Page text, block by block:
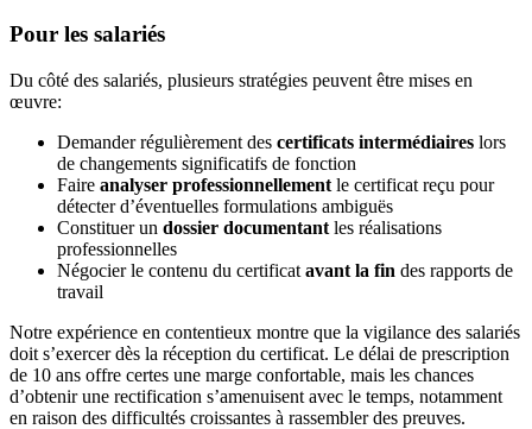
Pour les salariés
Du côté des salariés, plusieurs stratégies peuvent être mises en
œuvre:
Demander régulièrement des certificats intermédiaires lors
de changements significatifs de fonction
Faire analyser professionnellement le certificat reçu pour
détecter d’éventuelles formulations ambiguës
Constituer un dossier documentant les réalisations
professionnelles
Négocier le contenu du certificat avant la fin des rapports de
travail
Notre expérience en contentieux montre que la vigilance des salariés
doit s’exercer dès la réception du certificat. Le délai de prescription
de 10 ans offre certes une marge confortable, mais les chances
d’obtenir une rectification s’amenuisent avec le temps, notamment
en raison des difficultés croissantes à rassembler des preuves.